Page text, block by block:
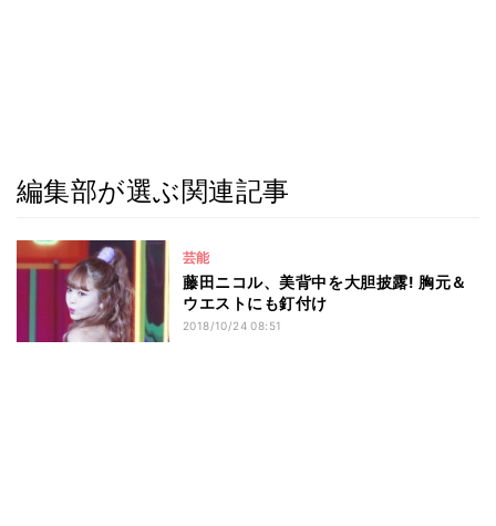
編集部が選ぶ関連記事
芸能
藤田ニコル、美背中を大胆披露! 胸元＆
ウエストにも釘付け
2018/10/24 08:51